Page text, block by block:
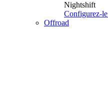
Nightshift
Configurez-le
Offroad